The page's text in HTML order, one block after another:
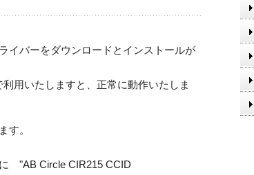
イバーをダウンロードとインストールが
用いたしますと、正常に動作いたしま
す。
"AB Circle CIR215 CCID